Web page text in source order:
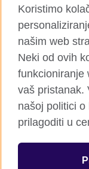
British Council
Privatnost i uvjeti
Kolačići
Pregled stranica
© 2026 British
Međuranodna
Koristimo
našim web
Neki od ovih
funkcioniranje
vaš pristanak.
našoj politici
prilagoditi u